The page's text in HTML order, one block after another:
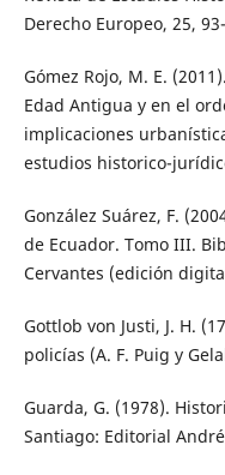
Derecho Europeo, 25,
Gómez Rojo, M. E.
Edad Antigua y en el
implicaciones
estudios historico-
González Suárez, F.
de Ecuador. Tomo III.
Cervantes (edición
Gottlob von Justi, J. H.
policías (A. F. Puig y
Guarda, G. (1978).
Santiago: Editorial